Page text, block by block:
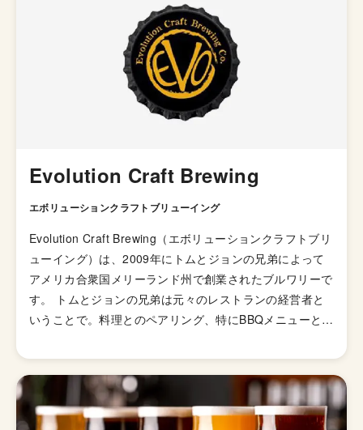
Evolution Craft Brewing
エボリューションクラフトブリューイング
Evolution Craft Brewing（エボリューションクラフトブリ
ューイング）は、2009年にトムとジョンの兄弟によって
アメリカ合衆国メリーランド州で創業されたブルワリーで
す。 トムとジョンの兄弟は元々のレストランの経営者と
いうことで。料理とのペアリング、特にBBQメニューとの
トを見るとわかるように、The Americanという雰囲気の
ブルワリーです。合言葉として「ever better」というフレ
ーズが使われおり、より良いビールを造ることへの情熱を
感じます。 メリーランド州Best Craft Breweryを受賞する